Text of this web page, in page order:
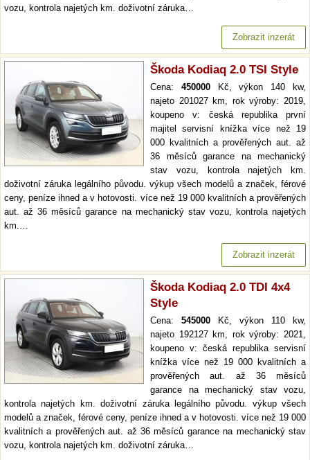
vozu, kontrola najetých km. doživotní záruka…
Zobrazit inzerát
Škoda Kodiaq 2.0 TSI Style
Cena: 450000Kč, výkon 140 kw,
najeto 201027 km, rok výroby: 2019,
koupeno v: česká republika první
majitel servisní knížka více než 19
000 kvalitních a prověřených aut. až
36 měsíců garance na mechanický
stav vozu, kontrola najetých km.
doživotní záruka legálního původu. výkup všech modelů a značek, férové
ceny, peníze ihned a v hotovosti. více než 19 000 kvalitních a prověřených
aut. až 36 měsíců garance na mechanický stav vozu, kontrola najetých
km.…
Zobrazit inzerát
Škoda Kodiaq 2.0 TDI 4x4
Style
Cena: 545000 Kč, výkon 110 kw,
najeto 192127 km, rok výroby: 2021,
koupeno v: česká republika servisní
knížka více než 19 000 kvalitních a
prověřených aut. až 36 měsíců
garance na mechanický stav vozu,
kontrola najetých km. doživotní záruka legálního původu. výkup všech
modelů a značek, férové ceny, peníze ihned a v hotovosti. více než 19 000
kvalitních a prověřených aut. až 36 měsíců garance na mechanický stav
vozu, kontrola najetých km. doživotní záruka…